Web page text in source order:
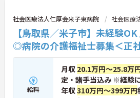
社会医療法人仁厚会米子東病院 社会医療
【鳥取県／米子市】未経験
◎病院の介護福祉士募集＜正
給料
月収 20.1万円～25.8万
定・諸手当込み ※経験
年収310万円～399万円